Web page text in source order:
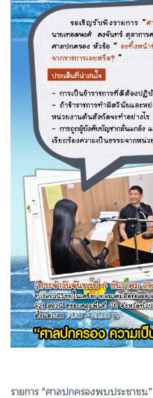
รายการ “ศาลปกครองพบประชาชน”